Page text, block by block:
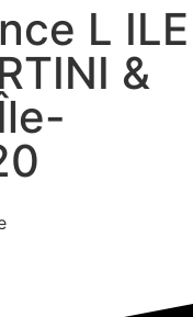
L ILE
&